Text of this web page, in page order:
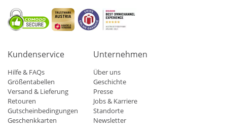
Kundenservice
Hilfe & FAQs
Größentabellen
Versand & Lieferung
Retouren
Gutscheinbedingungen
Geschenkkarten
Unternehmen
Über uns
Geschichte
Presse
Jobs & Karriere
Standorte
Newsletter